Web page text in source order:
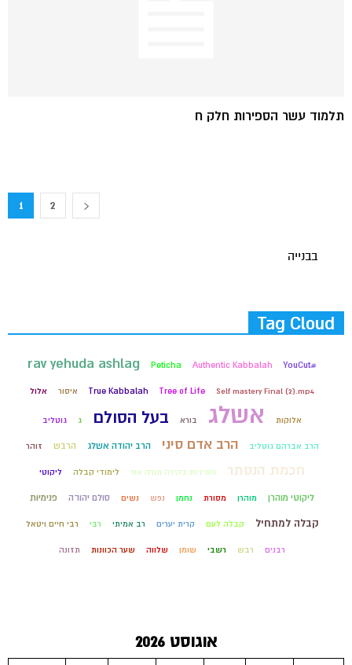
תלמוד עשר הספירות חלק ח
1 2
בבנייה
Tag Cloud
#YouCut
Authentic Kabbalah
Peticha
rav yehuda ashlag
Self mastery Final (2).mp4
Tree of Life
True Kabbalah איסור אלול
אלוקות אשלג בורא בעל הסולם ג גוטליב
הרב אברהם גוטליב הרב אדם סיני הרב יהודה אשלג הרבש זוהר
חכמת הנסתר חסידות בהירה תורה אור לימודי קבלה ליקוטי
ליקוטי מוהרן מוהרן מסורת נחמן נפש נשים סולם יהודה פנימיות
קבלה למתחיל קבלה לעם קרית יערים רב אמיתי רבי רבי חיים ויטאל
רבנים רבש רשבי שומן שלווה שער הכוונות תזונה
אוגוסט 2026